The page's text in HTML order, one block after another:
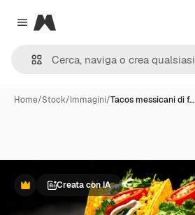
Close menu
Magnific
Home/Stock/Immagini/Tacos messicani di f…
PremiumCreata con IA